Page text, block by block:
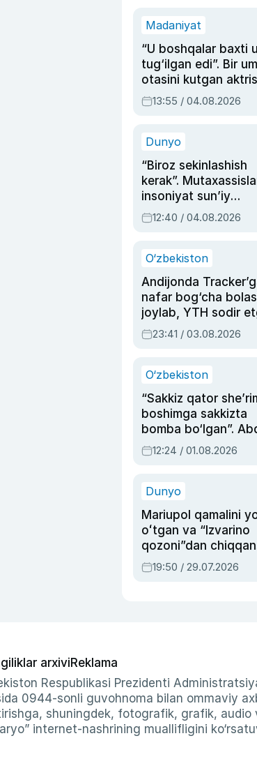
Madaniyat
“U boshqalar baxti
tug‘ilgan edi”. Bir
otasini kutgan
dublyaj ustasi Rimma
Ahmedovaning
13:55 / 04.08.2026
Dunyo
“Biroz sekinlashish
kerak”.
insoniyat sun’iy
intellektni boshqara
olmay qolishidan
12:40 / 04.08.2026
O‘zbekiston
Andijonda
nafar bog‘cha
joylab, YTH sodir
ayolga sud hukmi
23:41 / 03.08.2026
O‘zbekiston
“Sakkiz qator
boshimga sakkizta
bomba bo‘lgan”.
Oripovni siyosiy
ayblovlardan asrab
12:24 / 01.08.2026
Dunyo
Mariupol qamalini
oʻtgan va “Izvarino
qozoni”dan chiqqan
qahramon — Ukraina
armiyasi bosh
19:50 / 29.07.2026
arxiviReklama
Respublikasi Prezidenti
0944-sonli guvohnoma bilan ommaviy
shuningdek, fotografik, grafik, audio
internet-nashrining muallifligini